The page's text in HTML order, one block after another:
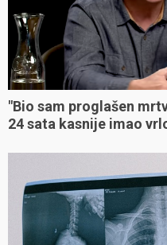
"Bio sam proglašen
24 sata kasnije imao